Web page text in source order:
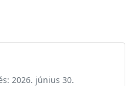
2026. június 30.